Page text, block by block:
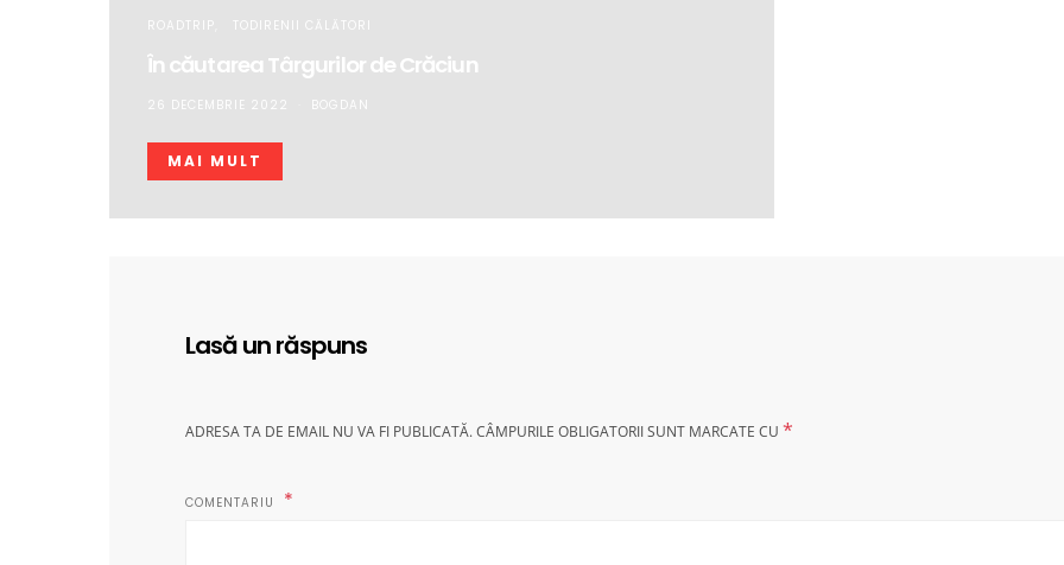
ROADTRIP TODIRENII CĂLĂTORI
În căutarea Târgurilor de Crăciun
26 DECEMBRIE 2022 BOGDAN
MAI MULT
Lasă un răspuns
ADRESA TA DE EMAIL NU VA FI PUBLICATĂ.CÂMPURILE OBLIGATORII SUNT MARCATE CU *
COMENTARIU